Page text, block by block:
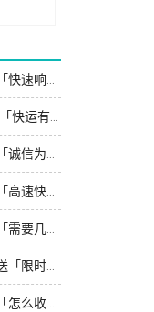
广州到宁波物流专线_送货到门「快速响应」
广州到温州物流专线_实时跟踪 「快运有保障」
广州到嘉兴物流专线_计费标准「诚信为先」
广州到湖州物流专线_运价行情「高速快运」
广州到绍兴物流专线_急你所需「需要几天」
广州到金华物流专线_门到门配送「限时必达」
广州到宿迁物流专线_市县派送「怎么收费」